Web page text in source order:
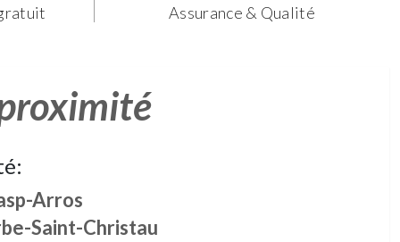
Assurance & Qualité
Arros
Saint-Christau